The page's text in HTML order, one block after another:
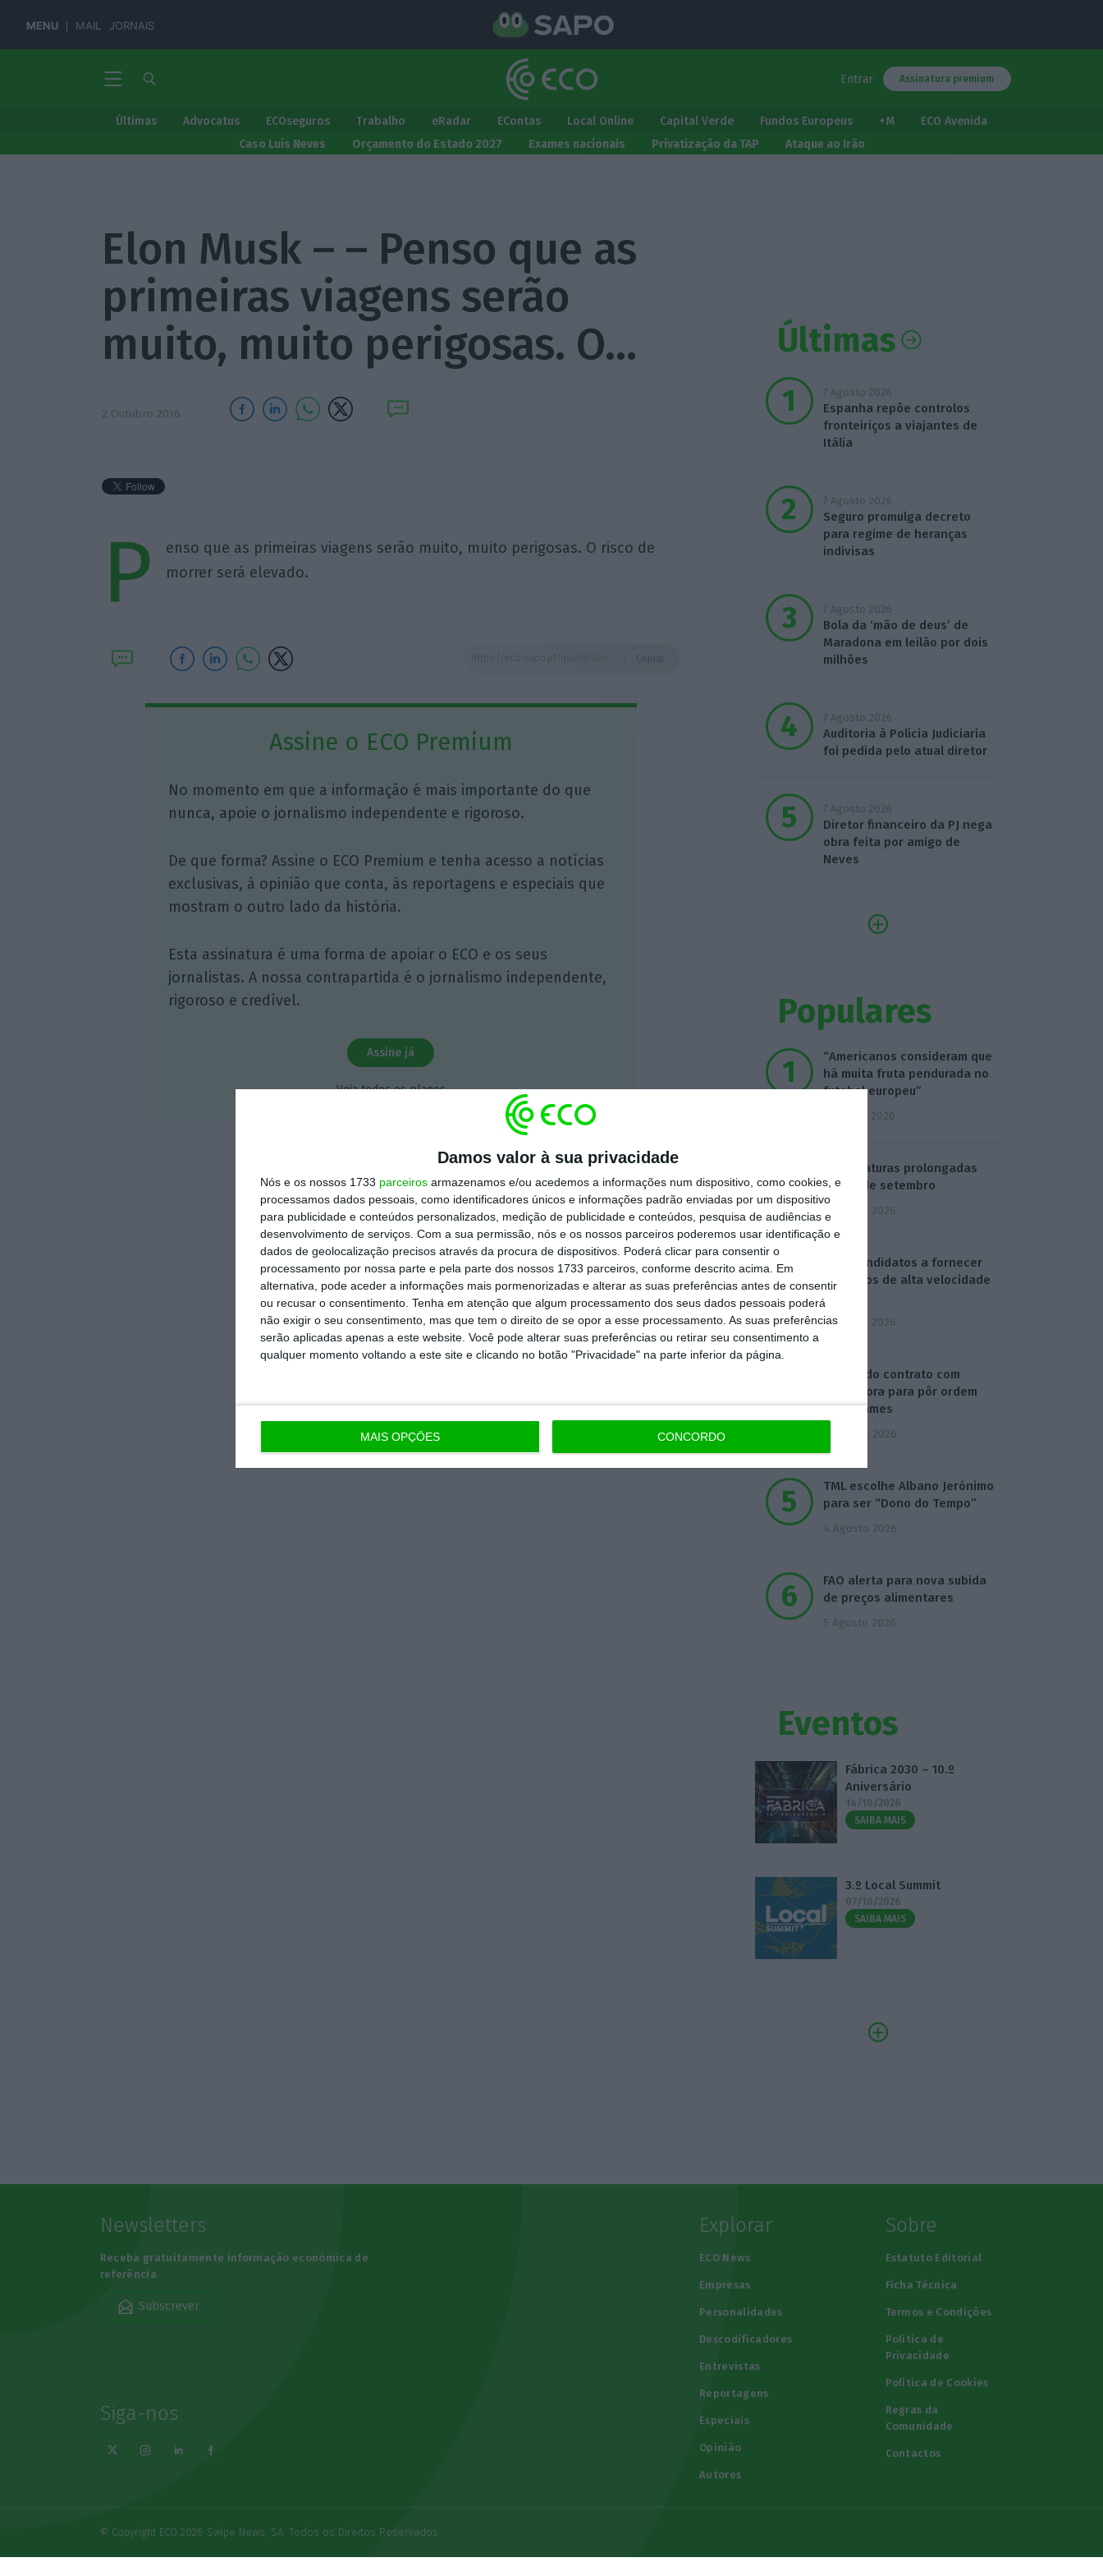
Damos valor à sua privacidade
Nós e os nossos 1733 parceiros armazenamos e/ou acedemos a informações num dispositivo, como cookies, e
processamos dados pessoais, como identificadores únicos e informações padrão enviadas por um dispositivo
para publicidade e conteúdos personalizados, medição de publicidade e conteúdos, pesquisa de audiências e
desenvolvimento de serviços. Com a sua permissão, nós e os nossos parceiros poderemos usar identificação e
dados de geolocalização precisos através da procura de dispositivos. Poderá clicar para consentir o
processamento por nossa parte e pela parte dos nossos 1733 parceiros, conforme descrito acima. Em
alternativa, pode aceder a informações mais pormenorizadas e alterar as suas preferências antes de consentir
ou recusar o consentimento. Tenha em atenção que algum processamento dos seus dados pessoais poderá
não exigir o seu consentimento, mas que tem o direito de se opor a esse processamento. As suas preferências
serão aplicadas apenas a este website. Você pode alterar suas preferências ou retirar seu consentimento a
qualquer momento voltando a este site e clicando no botão "Privacidade" na parte inferior da página.
MAIS OPÇÕES CONCORDO
MENU MAIL JORNAIS
Entrar Assinatura premium
Últimas Advocatus ECOseguros Trabalho eRadar EContas Local Online Capital Verde Fundos Europeus +M
ECO Avenida
Caso Luís Neves
Orçamento do Estado 2027 Exames nacionais Privatização da TAP Ataque ao Irão
Elon Musk – – Penso que as
primeiras viagens serão
muito, muito perigosas. O…
2 Outubro 2016
P
enso que as primeiras viagens serão muito, muito perigosas. O risco de
morrer será elevado.
Assine o ECO Premium
No momento em que a informação é mais importante do que
nunca, apoie o jornalismo independente e rigoroso.
De que forma? Assine o ECO Premium e tenha acesso a notícias
exclusivas, à opinião que conta, às reportagens e especiais que
mostram o outro lado da história.
Esta assinatura é uma forma de apoiar o ECO e os seus
jornalistas. A nossa contrapartida é o jornalismo independente,
rigoroso e credível.
Assine já
Veja todos os planos
Últimas
7 Agosto 2026
Espanha repõe controlos
fronteiriços a viajantes de
Itália
7 Agosto 2026
Seguro promulga decreto
para regime de heranças
indivisas
7 Agosto 2026
Bola da ‘mão de deus’ de
Maradona em leilão por dois
milhões
7 Agosto 2026
Auditoria à Polícia Judiciaria
foi pedida pelo atual diretor
7 Agosto 2026
Diretor financeiro da PJ nega
obra feita por amigo de
Neves
Populares
“Americanos consideram que
há muita fruta pendurada no
futebol europeu”
7 Agosto 2026
Candidaturas prolongadas
até 10 de setembro
3 Agosto 2026
Há 2 candidatos a fornecer
comboios de alta velocidade
à CP
3 Agosto 2026
Publicado contrato com
consultora para pôr ordem
nos exames
4 Agosto 2026
TML escolhe Albano Jerónimo
para ser “Dono do Tempo”
4 Agosto 2026
FAO alerta para nova subida
de preços alimentares
5 Agosto 2026
Eventos
Fábrica 2030 – 10.º
Aniversário
14/10/2026
SAIBA MAIS
3.º Local Summit
07/10/2026
SAIBA MAIS
Newsletters
Receba gratuitamente informação económica de
referência
Subscrever
Siga-nos
Explorar
ECO News
Empresas
Personalidades
Descodificadores
Entrevistas
Reportagens
Especiais
Opinião
Autores
Sobre
Estatuto Editorial
Ficha Técnica
Termos e Condições
Política de
Privacidade
Política de Cookies
Regras da
Comunidade
Contactos
© Copyright ECO 2026 Swipe News, SA. Todos os Direitos Reservados